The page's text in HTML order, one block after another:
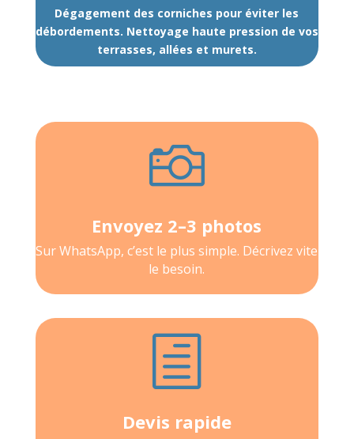
Dégagement des corniches pour éviter les
débordements. Nettoyage haute pression de vos
terrasses, allées et murets.

Envoyez 2–3 photos
Sur WhatsApp, c’est le plus simple. Décrivez vite
le besoin.
h
Devis rapide